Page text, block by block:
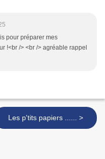
pour préparer mes
!<br /> <br /> agréable rappel
Les p'tits papiers ...... >